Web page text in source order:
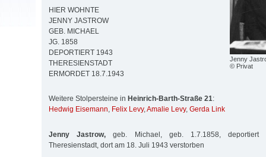
Jenny
© Privat
HIER WOHNTE
JENNY JASTROW
GEB. MICHAEL
JG. 1858
DEPORTIERT 1943
THERESIENSTADT
ERMORDET 18.7.1943
Weitere Stolpersteine in Heinrich-Barth-Straße 21:
Hedwig Eisemann, Felix Levy,Amalie Levy, Gerda Link
Jenny Jastrow, geb. Michael, geb. 1.7.1858, deportiert
Theresienstadt, dort am 18. Juli 1943 verstorben